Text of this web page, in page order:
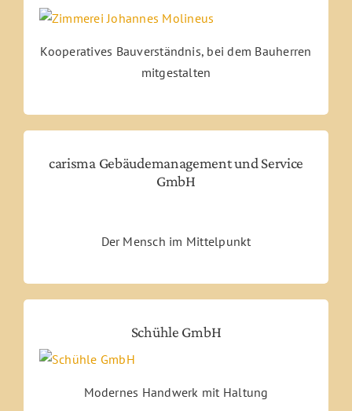
Kooperatives Bauverständnis, bei dem Bauherren
mitgestalten
carisma Gebäudemanagement und Service
GmbH
Der Mensch im Mittelpunkt
Schühle GmbH
Modernes Handwerk mit Haltung